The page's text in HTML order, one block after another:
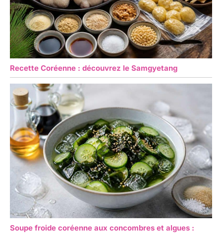
idéaux pour Noël, les
anniversaires, les
anniversaires, etc.
Recette Coréenne : découvrez le Samgyetang
Soupe froide coréenne aux concombres et algues :